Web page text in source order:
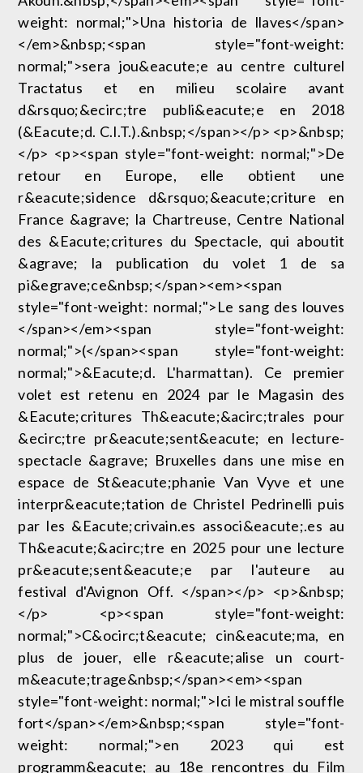
weight: normal;">Una historia de llaves</span>
</em>&nbsp;<span style="font-weight:
normal;">sera jou&eacute;e au centre culturel
Tractatus et en milieu scolaire avant
d&rsquo;&ecirc;tre publi&eacute;e en 2018
(&Eacute;d. C.I.T.).&nbsp;</span></p> <p>&nbsp;
</p> <p><span style="font-weight: normal;">De
retour en Europe, elle obtient une
r&eacute;sidence d&rsquo;&eacute;criture en
France &agrave; la Chartreuse, Centre National
des &Eacute;critures du Spectacle, qui aboutit
&agrave; la publication du volet 1 de sa
pi&egrave;ce&nbsp;</span><em><span
style="font-weight: normal;">Le sang des louves
</span></em><span style="font-weight:
normal;">(</span><span style="font-weight:
normal;">&Eacute;d. L'harmattan). Ce premier
volet est retenu en 2024 par le Magasin des
&Eacute;critures Th&eacute;&acirc;trales pour
&ecirc;tre pr&eacute;sent&eacute; en lecture-
spectacle &agrave; Bruxelles dans une mise en
espace de St&eacute;phanie Van Vyve et une
interpr&eacute;tation de Christel Pedrinelli puis
par les &Eacute;crivain.es associ&eacute;.es au
Th&eacute;&acirc;tre en 2025 pour une lecture
pr&eacute;sent&eacute;e par l'auteure au
festival d'Avignon Off. </span></p> <p>&nbsp;
</p> <p><span style="font-weight:
normal;">C&ocirc;t&eacute; cin&eacute;ma, en
plus de jouer, elle r&eacute;alise un court-
m&eacute;trage&nbsp;</span><em><span
style="font-weight: normal;">Ici le mistral souffle
fort</span></em>&nbsp;<span style="font-
weight: normal;">en 2023 qui est
programm&eacute; au 18e rencontres du Film